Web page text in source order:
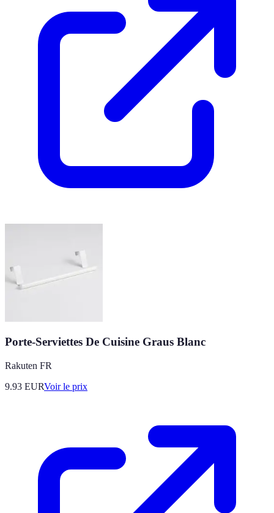
Porte-Serviettes De Cuisine Graus Blanc
Rakuten FR
9.93 EURVoir le prix